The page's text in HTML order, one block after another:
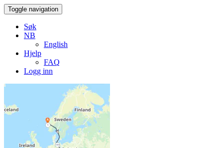
Toggle navigation
Søk
NB
English
Hjelp
FAQ
Logg inn